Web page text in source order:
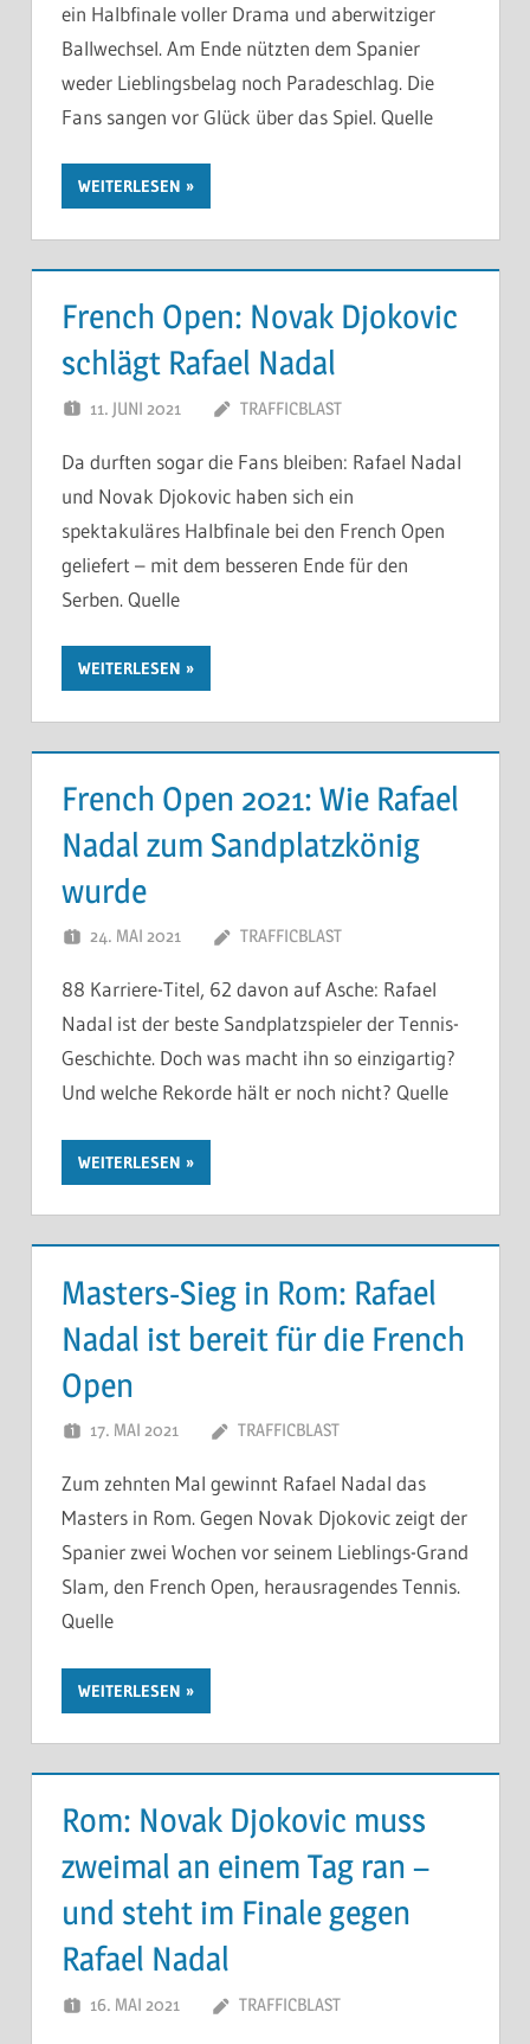
ein Halbfinale voller Drama und aberwitziger
Ballwechsel. Am Ende nützten dem Spanier
weder Lieblingsbelag noch Paradeschlag. Die
Fans sangen vor Glück über das Spiel. Quelle
WEITERLESEN
French Open: Novak Djokovic
schlägt Rafael Nadal
11. JUNI 2021 TRAFFICBLAST
Da durften sogar die Fans bleiben: Rafael Nadal
und Novak Djokovic haben sich ein
spektakuläres Halbfinale bei den French Open
geliefert – mit dem besseren Ende für den
Serben. Quelle
WEITERLESEN
French Open 2021: Wie Rafael
Nadal zum Sandplatzkönig
wurde
24. MAI 2021 TRAFFICBLAST
88 Karriere-Titel, 62 davon auf Asche: Rafael
Nadal ist der beste Sandplatzspieler der Tennis-
Geschichte. Doch was macht ihn so einzigartig?
Und welche Rekorde hält er noch nicht? Quelle
WEITERLESEN
Masters-Sieg in Rom: Rafael
Nadal ist bereit für die French
Open
17. MAI 2021 TRAFFICBLAST
Zum zehnten Mal gewinnt Rafael Nadal das
Masters in Rom. Gegen Novak Djokovic zeigt der
Spanier zwei Wochen vor seinem Lieblings-Grand
Slam, den French Open, herausragendes Tennis.
Quelle
WEITERLESEN
Rom: Novak Djokovic muss
zweimal an einem Tag ran –
und steht im Finale gegen
Rafael Nadal
16. MAI 2021 TRAFFICBLAST